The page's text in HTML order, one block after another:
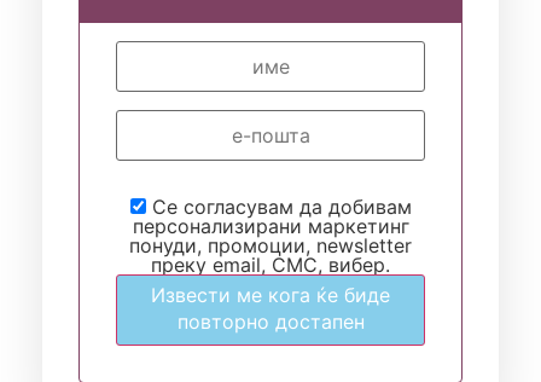
Се согласувам да добивам
персонализирани маркетинг
понуди, промоции, newsletter
преку email, СМС, вибер.
Извести ме кога ќе биде
повторно достапен